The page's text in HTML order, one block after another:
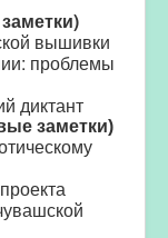
вышивки
проблемы
диктант
заметки)